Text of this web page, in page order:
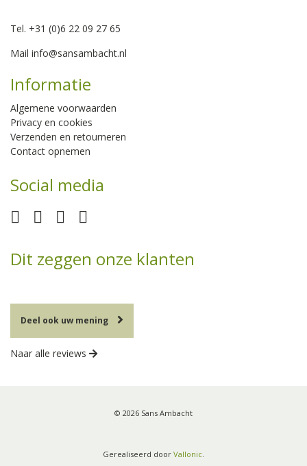
Tel. +31 (0)6 22 09 27 65
Mail info@sansambacht.nl
Informatie
Algemene voorwaarden
Privacy en cookies
Verzenden en retourneren
Contact opnemen
Social media
Dit zeggen onze klanten
Deel ook uw mening
Naar alle reviews
© 2026 Sans Ambacht
Gerealiseerd door Vallonic